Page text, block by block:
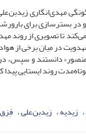
در بسترسازی برای
تا تصویری از روند
در میان برخی از
دانستند و سپس،
روند ایستایی پیدا
زیدیه زیدبن‌علی